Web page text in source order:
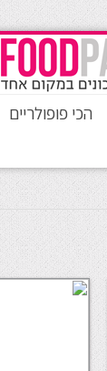
הכי פופולריים